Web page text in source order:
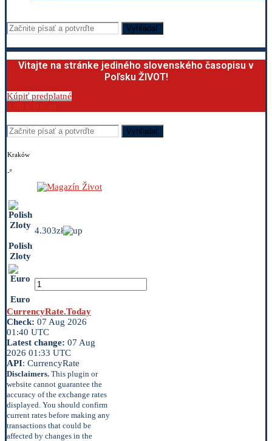
Vyhľadať
Vitajte na stránke jediného slovenského časopisu v
Poľsku ŽIVOT!
Kúpiť predplatné
Vyhľadať
Kraków
-º
Polish
Zloty
4.303zł
Euro
CurrencyRate.Today
Check: 07 Aug 2026
01:40 UTC
Latest change: 07 Aug
2026 01:33 UTC
API: CurrencyRate
Disclaimers. This plugin or
website cannot guarantee the
accuracy of the exchange rates
displayed. You should confirm
current rates before making any
transactions that could be
affected by changes in the